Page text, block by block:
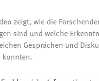
zeigt, wie die
sind und welche
Gesprächen und
konnten.